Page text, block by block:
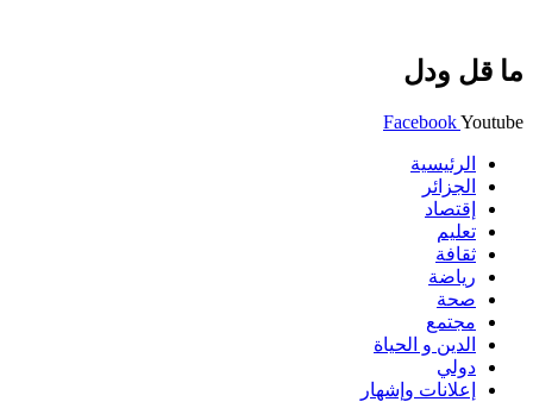
ما قل ودل
FacebookYoutube
الرئيسية
الجزائر
إقتصاد
تعليم
ثقافة
رياضة
صحة
مجتمع
الدين و الحياة
دولي
إعلانات وإشهار